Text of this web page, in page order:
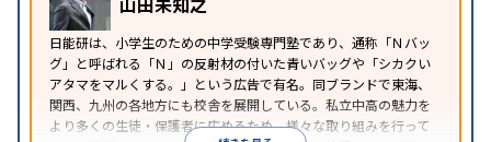
日能研は、小学生のための中学受験専門塾であり、通称「Ｎバッ
グ」と呼ばれる「Ｎ」の反射材の付いた青いバッグや「シカクい
アタマをマルくする。」という広告で有名。同ブランドで東海、
関西、九州の各地方にも校舎を展開している。私立中高の魅力を
より多くの生徒・保護者に広めるため、様々な取り組みを行って